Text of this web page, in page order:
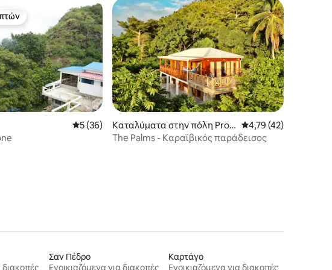
6 κριτικές
Μέση βαθμολογία: 5 στα 5, 36 κριτικές
5 (36)
Καταλύματα στην πόλη Provi
dencia
Μέση βαθμολογία:
4,79 (42)
The Palms - Καραϊβικός παράδεισος
διακοπές
Σαν Πέδρο
Ενοικιαζόμενα για διακοπές
Καρτάγο
Ενοικιαζόμενα για διακοπές